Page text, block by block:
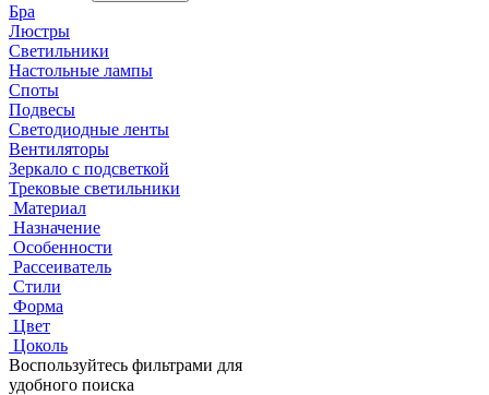
Бра
Люстры
Светильники
Настольные лампы
Споты
Подвесы
Светодиодные ленты
Вентиляторы
Зеркало с подсветкой
Трековые светильники
Материал
Назначение
Особенности
Рассеиватель
Стили
Форма
Цвет
Цоколь
Воспользуйтесь фильтрами для
удобного поиска